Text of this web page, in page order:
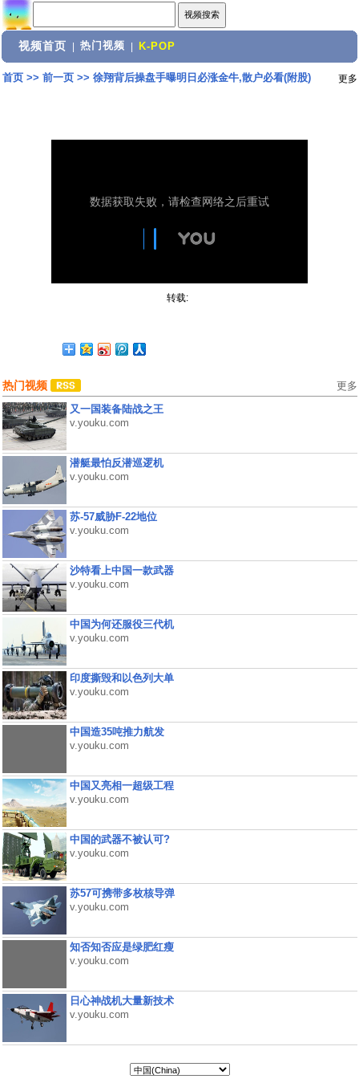
视频首页 热门视频 K-POP
首页>> 前一页>> 徐翔背后操盘手曝明日必涨金牛,散户必看(附股) 更多
转载:
热门视频 更多
又一国装备陆战之王
v.youku.com
潜艇最怕反潜巡逻机
v.youku.com
苏-57威胁F-22地位
v.youku.com
沙特看上中国一款武器
v.youku.com
中国为何还服役三代机
v.youku.com
印度撕毁和以色列大单
v.youku.com
中国造35吨推力航发
v.youku.com
中国又亮相一超级工程
v.youku.com
中国的武器不被认可?
v.youku.com
苏57可携带多枚核导弹
v.youku.com
知否知否应是绿肥红瘦
v.youku.com
日心神战机大量新技术
v.youku.com